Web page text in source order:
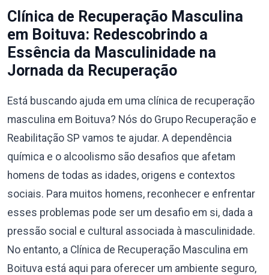
Clínica de Recuperação Masculina
em Boituva: Redescobrindo a
Essência da Masculinidade na
Jornada da Recuperação
Está buscando ajuda em uma clínica de recuperação
masculina em Boituva? Nós do Grupo Recuperação e
Reabilitação SP vamos te ajudar. A dependência
química e o alcoolismo são desafios que afetam
homens de todas as idades, origens e contextos
sociais. Para muitos homens, reconhecer e enfrentar
esses problemas pode ser um desafio em si, dada a
pressão social e cultural associada à masculinidade.
No entanto, a Clínica de Recuperação Masculina em
Boituva está aqui para oferecer um ambiente seguro,